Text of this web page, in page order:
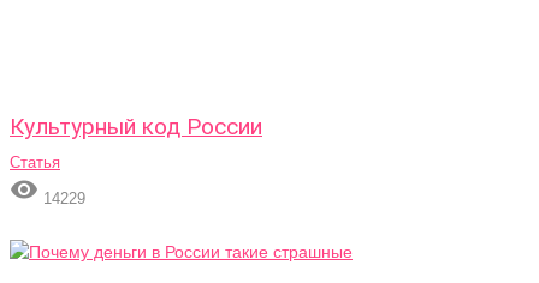
Культурный код России
Статья
 14229